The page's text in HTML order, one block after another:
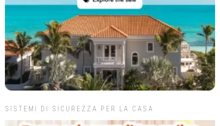
SISTEMI DI SICUREZZA PER LA CASA